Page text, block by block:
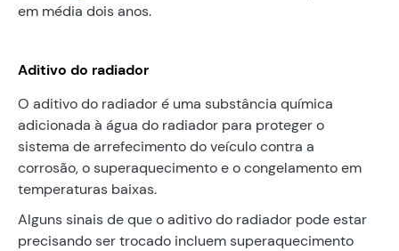
em média dois anos.
Aditivo do radiador
O aditivo do radiador é uma substância química
adicionada à água do radiador para proteger o
sistema de arrefecimento do veículo contra a
corrosão, o superaquecimento e o congelamento em
temperaturas baixas.
Alguns sinais de que o aditivo do radiador pode estar
precisando ser trocado incluem superaquecimento